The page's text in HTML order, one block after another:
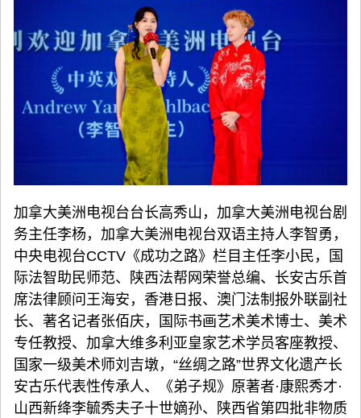
加拿大美洲电视台台长高秀山，加拿大美洲电视台剧
务主任李杨，加拿大美洲电视台双语主持人李智勇，
中央电视台CCTV《成功之路》栏目主任李小民，国
际法智助民师范、陕西法帮网荣誉总编、长安古乐首
席法律顾问王海安，香港日报、澳门法制报外联副社
长、著名记者张佰庆，国际书画艺术美术博士、美术
专任教授、加拿大维多利亚皇家艺术学员客座教授、
国家一级美术师刘吉墩，“丝绸之路”世界文化遗产长
安古乐代表性传承人、《弟子规》原著者·康熙秀才·
山西新绛李毓秀夫子十世嫡孙、陕西省第四批非物质